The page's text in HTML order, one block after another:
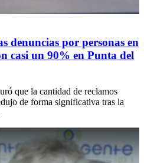
denuncias por personas en
casi un 90% en Punta del
que la cantidad de reclamos
de forma significativa tras la